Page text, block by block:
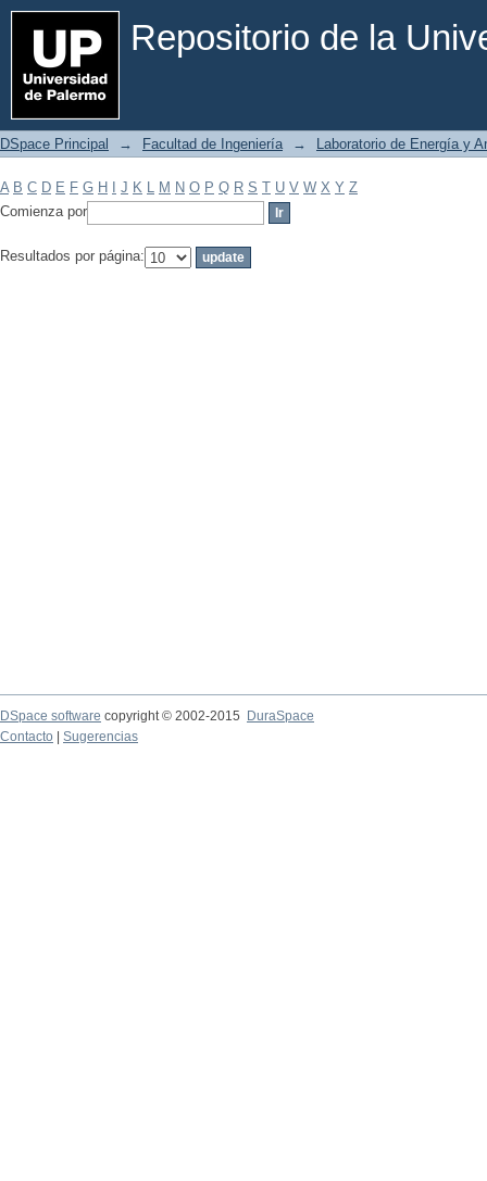
Repositorio de la
Filtrar por: Materia
DSpace Principal → Facultad de Ingeniería → Laboratorio de Energía y
A B C D E F G H J K L M N O P Q R S T U V W X Y Z
Comienza por
Resultados por página:
DSpace software copyright © 2002-2015
DuraSpace
Contacto
Sugerencias